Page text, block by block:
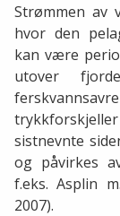
Strømmen av
hvor den
kan være
utover
sistnevnte
og påvirkes
f.eks. Asplin
2007).